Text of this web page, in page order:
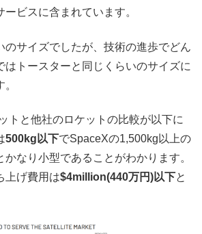
ビスに含まれています。
のサイズでしたが、技術の進歩でどん
はトースターと同じくらいのサイズに
トと他社のロケットの比較が以下に
500kg以下でSpaceXの1,500kg以上の
かなり小型であることがわかります。
上げ費用は$4million(440万円)以下と